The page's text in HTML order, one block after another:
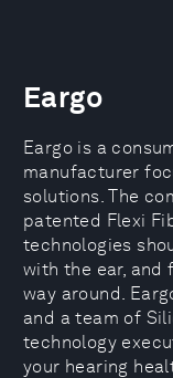
Eargo
Eargo is a
manufacturer
solutions. The
patented Flexi
technologies
with the ear, and
way around.
and a team of
technology
your hearing